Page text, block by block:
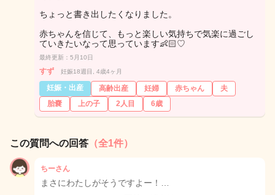
ちょっと書き出したくなりました。
赤ちゃんを信じて、もっと楽しい気持ちで気楽に過ごし
ていきたいなって思っています👶🏻♡
最終更新：5月10日
すず 妊娠18週目, 4歳4ヶ月
妊娠・出産 高齢出産 妊婦 赤ちゃん
夫
胎嚢
上の子 2人目 6歳
この質問への回答 （全1件）
ちーさん
まさにわたしがそうですよー！…